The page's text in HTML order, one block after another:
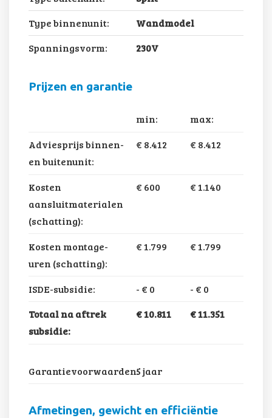
Type binnenunit:
Wandmodel
Spanningsvorm:
230V
Prijzen en garantie
min:
max:
Adviesprijs binnen-
en buitenunit:
€ 8.412 € 8.412
Kosten
aansluitmaterialen
(schatting):
€ 600 € 1.140
Kosten montage-
uren (schatting):
€ 1.799 € 1.799
ISDE-subsidie: - € 0 - € 0
Totaal na aftrek
subsidie:
€ 10.811 € 11.351
Garantievoorwaarden:5 jaar
Afmetingen, gewicht en efficiëntie